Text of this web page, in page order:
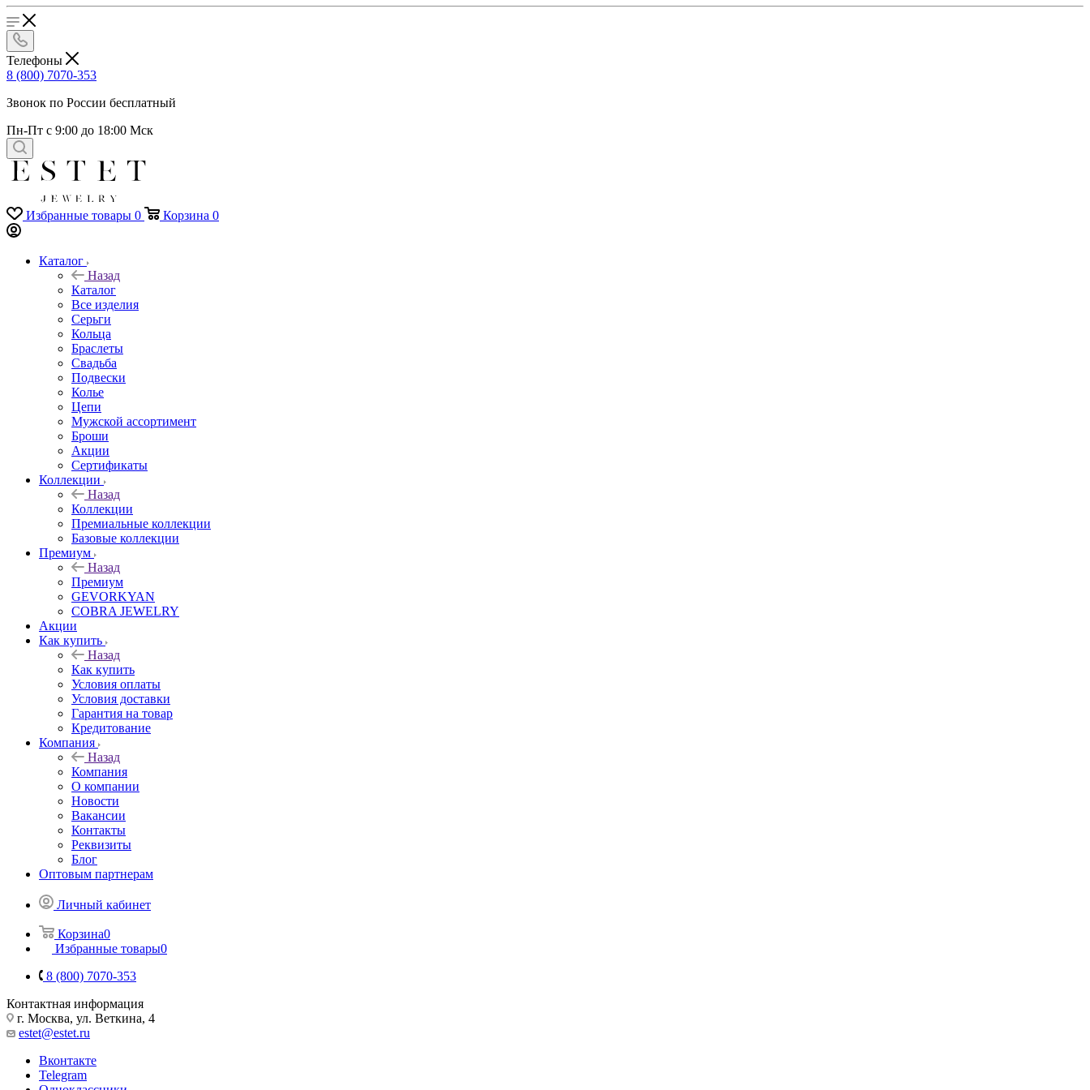
Телефоны
8 (800) 7070-353
Звонок по России бесплатный
Пн-Пт с 9:00 до 18:00 Мск
Избранные товары 0 Корзина 0
Каталог
Назад
Каталог
Все изделия
Серьги
Кольца
Браслеты
Свадьба
Подвески
Колье
Цепи
Мужской ассортимент
Броши
Акции
Сертификаты
Коллекции
Назад
Коллекции
Премиальные коллекции
Базовые коллекции
Премиум
Назад
Премиум
GEVORKYAN
COBRA JEWELRY
Акции
Как купить
Назад
Как купить
Условия оплаты
Условия доставки
Гарантия на товар
Кредитование
Компания
Назад
Компания
О компании
Новости
Вакансии
Контакты
Реквизиты
Блог
Оптовым партнерам
Личный кабинет
Корзина0
Избранные товары0
8 (800) 7070-353
Контактная информация
г. Москва, ул. Веткина, 4
estet@estet.ru
Вконтакте
Telegram